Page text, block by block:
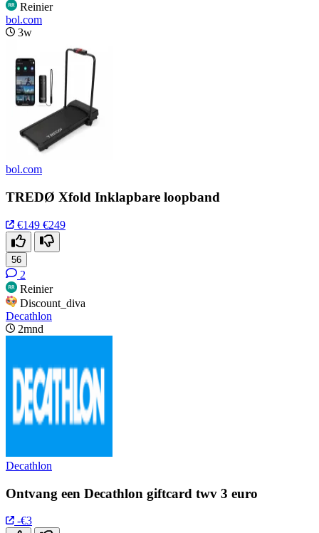
Reinier
bol.com
3w
bol.com
TREDØ Xfold Inklapbare loopband
€149 €249
56
2
Reinier
Discount_diva
Decathlon
2mnd
Decathlon
Ontvang een Decathlon giftcard twv 3 euro
-€3